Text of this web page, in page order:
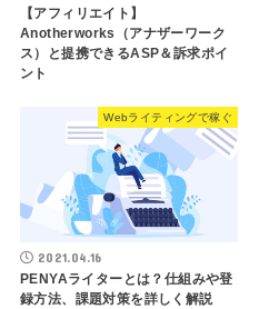
【アフィリエイト】
Anotherworks（アナザーワーク
ス）と提携できるASP＆訴求ポイ
ント
Webライティングで稼ぐ
2021.04.16
PENYAライターとは？仕組みや登
録方法、課題対策を詳しく解説